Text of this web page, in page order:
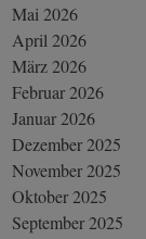
Mai 2026
April 2026
März 2026
Februar 2026
Januar 2026
Dezember 2025
November 2025
Oktober 2025
September 2025